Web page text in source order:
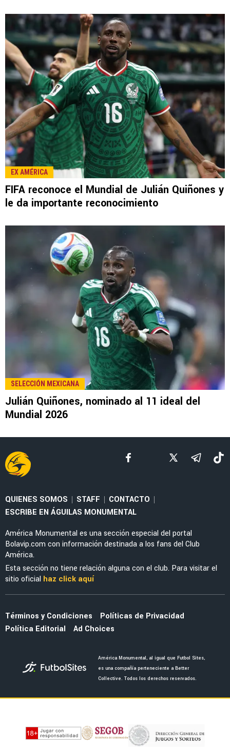
EX AMÉRICA
FIFA reconoce el Mundial de Julián Quiñones y
le da importante reconocimiento
SELECCIÓN MEXICANA
Julián Quiñones, nominado al 11 ideal del
Mundial 2026
QUIENES SOMOS | STAFF | CONTACTO |
ESCRIBE EN ÁGUILAS MONUMENTAL
América Monumental es una sección especial del portal
Bolavip.com con información destinada a los fans del Club
América.
Esta sección no tiene relación alguna con el club. Para visitar el
sitio oficial haz click aquí
Términos y Condiciones
Políticas de Privacidad
Política Editorial
Ad Choices
América Monumental, al igual que Futbol Sites,
es una compañía perteneciente a Better
Collective. Todos los derechos reservados.